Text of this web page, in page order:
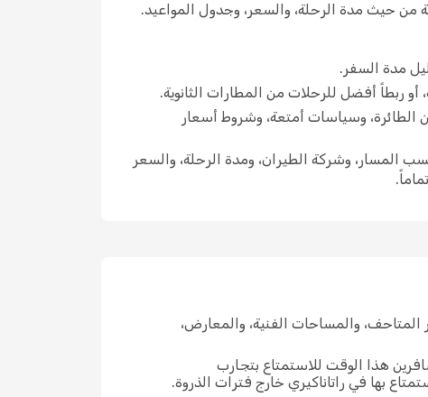
من حيث مدة الرحلة، والسعر، وجدول المواعيد.
مدة السفر.
أو ربطاً أفضل للرحلات من المطارات الثانوية.
الطائرة، وسياسات أمتعة، وشروط أسعار
المسار، وشركة الطيران، ومدة الرحلة، والسعر
والمساحات الفنية، والمعارض،
هذا الوقت للاستمتاع بتجارب
بها في راتاناكيري خارج فترات الذروة.